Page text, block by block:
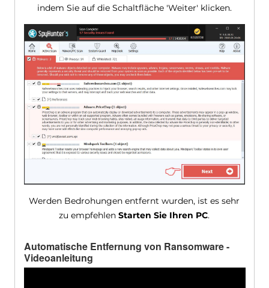
indem Sie auf die Schaltfläche 'Weiter' klicken.
Werden Bedrohungen entfernt wurden, ist es sehr
zu empfehlenStarten Sie Ihren PC.
Automatische Entfernung von Ransomware -
Videoanleitung